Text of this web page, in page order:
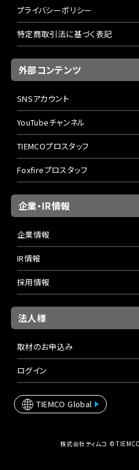
プライバシーポリシー
特定商取引法に基づく表記
外部コンテンツ
SNSアカウント
YouTubeチャンネル
TIEMCOプロスタッフ
Foxfireプロスタッフ
企業・IR情報
企業情報
IR情報
採用情報
法人様
取材のお申込み
ログイン
TIEMCO Global
株式会社ティムコ ©